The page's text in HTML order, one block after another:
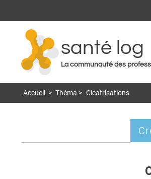
santé log
La communauté des
Accueil > Théma > Cicatrisations
Onglets